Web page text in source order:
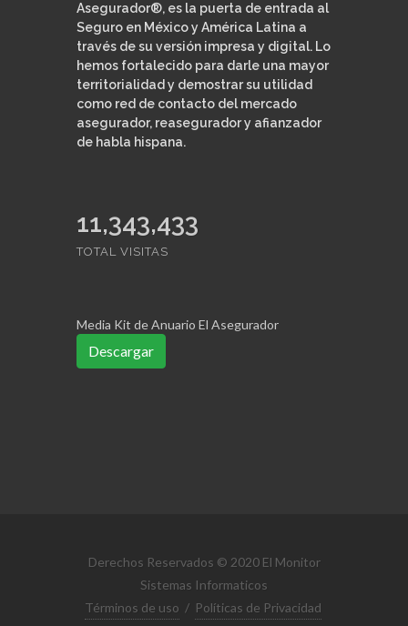
Asegurador®, es la puerta de entrada al
Seguro en México y América Latina a
través de su versión impresa y digital. Lo
hemos fortalecido para darle una mayor
territorialidad y demostrar su utilidad
como red de contacto del mercado
asegurador, reasegurador y afianzador
de habla hispana.
11,343,433
TOTAL VISITAS
Media Kit de Anuario El Asegurador
Descargar
Derechos Reservados © 2020 El Monitor
Sistemas Informaticos
Términos de uso / Políticas de Privacidad